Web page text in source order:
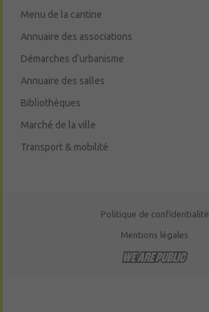
Menu de la cantine
Annuaire des associations
Démarches d’urbanisme
Annuaire des salles
Bibliothèques
Marché de la ville
Transport & mobilité
Politique de confidentialité
Mentions légales